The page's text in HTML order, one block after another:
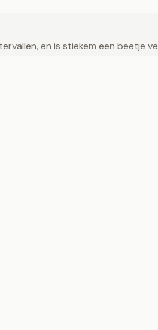
en is stiekem een beetje